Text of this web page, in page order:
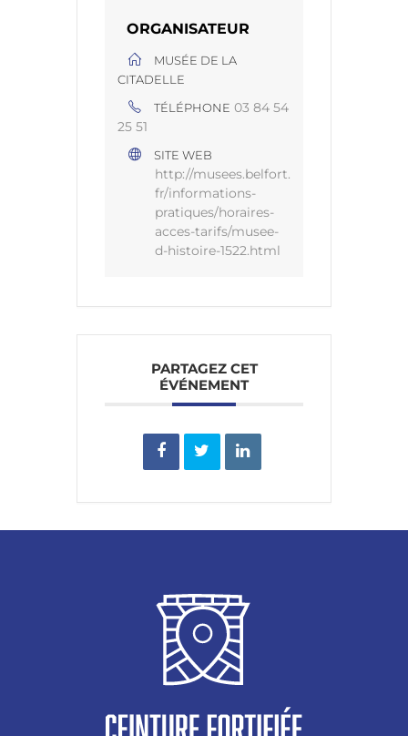
ORGANISATEUR
MUSÉE DE LA
CITADELLE
TÉLÉPHONE 03 84 54
25 51
SITE WEB
http://musees.belfort.
fr/informations-
pratiques/horaires-
acces-tarifs/musee-
d-histoire-1522.html
PARTAGEZ CET
ÉVÉNEMENT